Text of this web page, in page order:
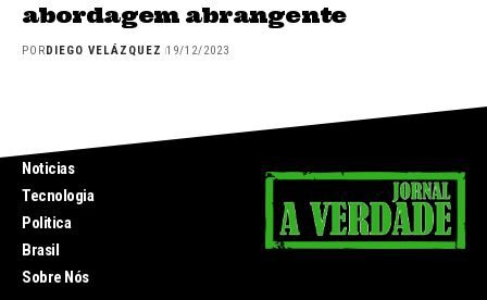
abordagem abrangente
POR DIEGO VELÁZQUEZ 19/12/2023
Noticias
Tecnologia
Politica
Brasil
Sobre Nós